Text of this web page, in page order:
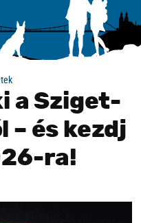
a Sziget-
– és kezdj
ra!